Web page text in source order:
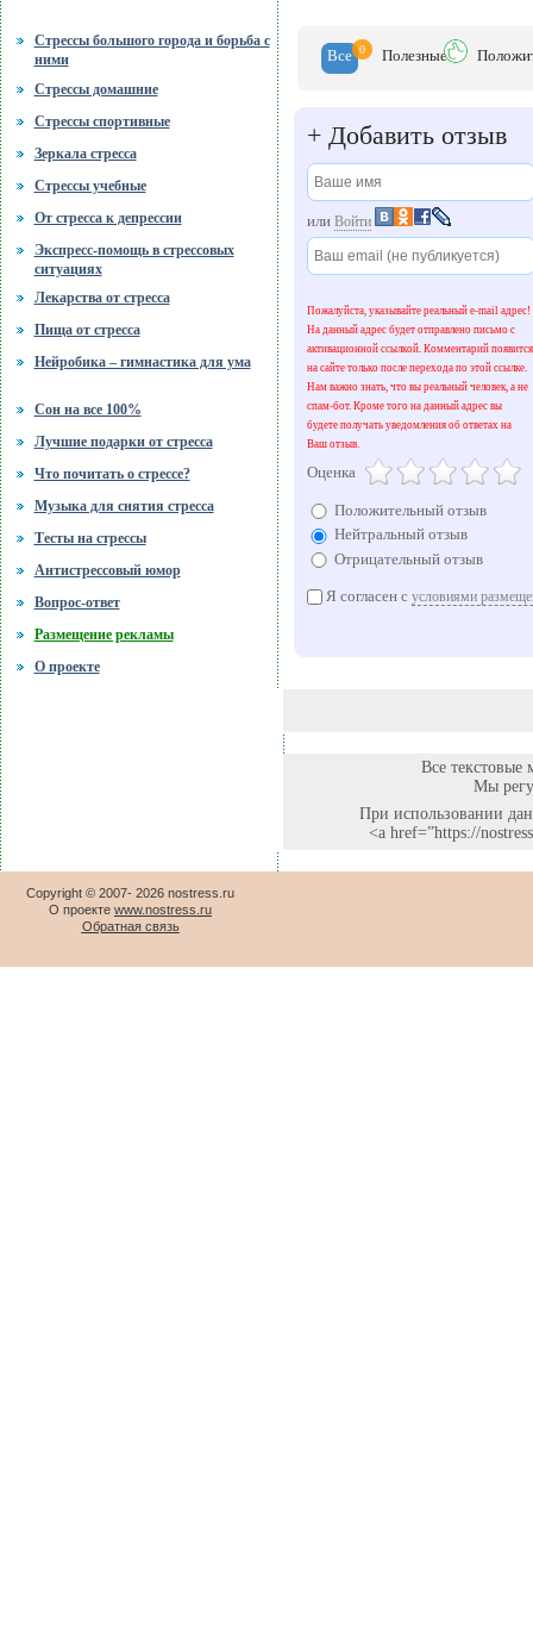
Стрессы большого города и борьба с
ними
Стрессы домашние
Стрессы спортивные
Зеркала стресса
Стрессы учебные
От стресса к депрессии
Экспресс-помощь в стрессовых
ситуациях
Лекарства от стресса
Пища от стресса
Нейробика – гимнастика для ума
Сон на все 100%
Лучшие подарки от стресса
Что почитать о стрессе?
Музыка для снятия стресса
Тесты на стрессы
Антистрессовый юмор
Вопрос-ответ
Размещение рекламы
О проекте
Все 0 Полезные
+Добавить отзыв
или Войти
Пожалуйста, указывайте реальный e-mail адрес!
На данный адрес будет отправлено письмо с
активационной ссылкой. Комментарий появится
на сайте только после перехода по этой ссылке.
Нам важно знать, что вы реальный человек, а не
спам-бот. Кроме того на данный адрес вы
будете получать уведомления об ответах на
Ваш отзыв.
Оценка
Положительный отзыв
Нейтральный отзыв
Отрицательный отзыв
Я согласен с условиями
Все текстовые
Мы
При использовании
<a href=”https://
Copyright © 2007- 2026 nostress.ru
О проекте www.nostress.ru
Обратная связь